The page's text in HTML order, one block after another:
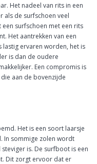
Het nadeel van rits in een
als de surfschoen veel
surfschoen met een rits
Het aantrekken van een
lastig ervaren worden, het is
is dan de oudere
Een compromis is
aan de bovenzijde
Het is een soort laarsje
In sommige zolen wordt
is. De surfboot is een
Dit zorgt ervoor dat er